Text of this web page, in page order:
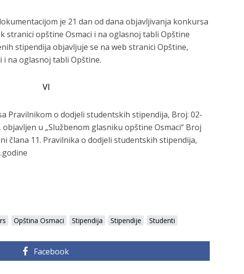
je 21 dan od dana objavljivanja konkursa
stranici opštine Osmaci i na oglasnoj tabli Opštine
stipendija objavljuje se na web stranici Opštine,
i na oglasnoj tabli Opštine.
VI
Pravilnikom o dodjeli studentskih stipendija, Broj: 02-
objavljen u „Službenom glasniku opštine Osmaci“ Broj
člana 11. Pravilnika o dodjeli studentskih stipendija,
Opština Osmaci Stipendija Stipendije Studenti
Facebook